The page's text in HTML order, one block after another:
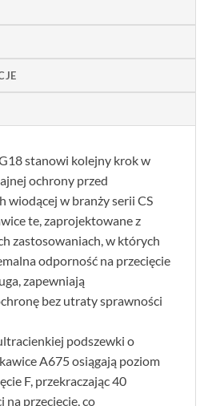
stanowi kolejny krok w
ochrony przed
wiodącej w branży serii CS
te, zaprojektowane z
zastosowaniach, w których
odporność na przecięcie
zapewniają
bez utraty sprawności
podszewki o
A675 osiągają poziom
F, przekraczając 40
przecięcie, co